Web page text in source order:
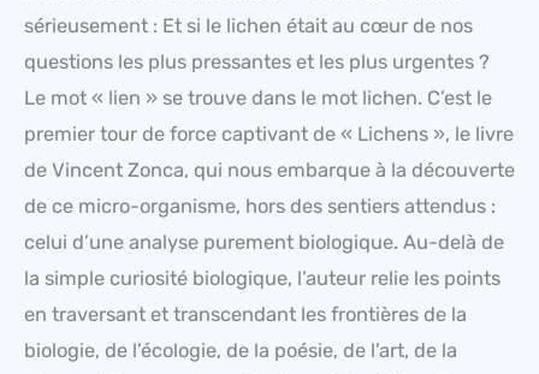
sérieusement : Et si le lichen était au cœur de nos
questions les plus pressantes et les plus urgentes ?
Le mot « lien » se trouve dans le mot lichen. C’est le
premier tour de force captivant de « Lichens », le livre
de Vincent Zonca, qui nous embarque à la découverte
de ce micro-organisme, hors des sentiers attendus :
celui d’une analyse purement biologique. Au-delà de
la simple curiosité biologique, l’auteur relie les points
en traversant et transcendant les frontières de la
biologie, de l’écologie, de la poésie, de l’art, de la